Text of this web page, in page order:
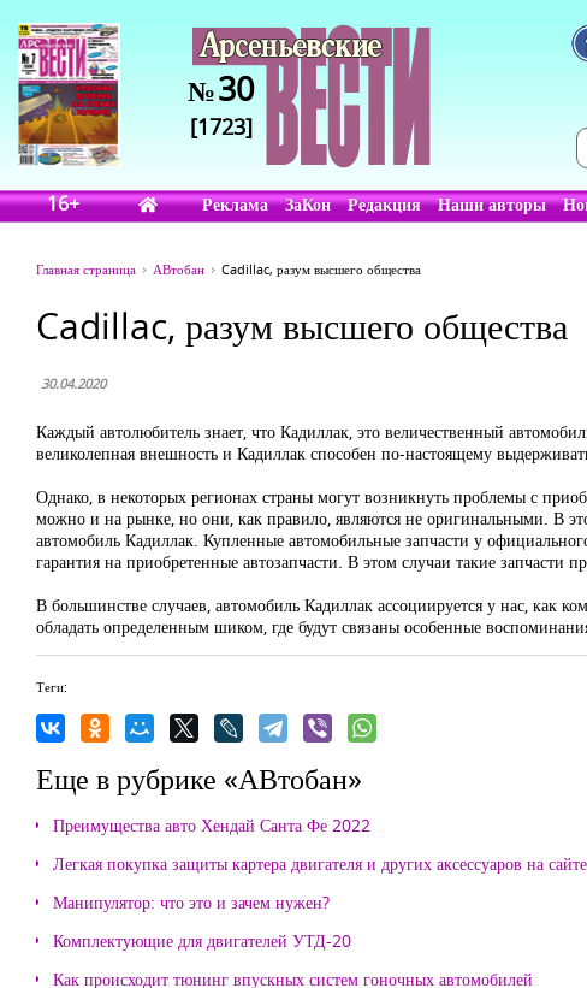
№30
[1723]
16+ Реклама ЗаКон Редакция Наши авторы
Главная страница АВтобан Cadillac, разум высшего общества
Cadillac, разум высшего общества
30.04.2020
Каждый автолюбитель знает, что Кадиллак, это величественный
великолепная внешность и Кадиллак способен по-настоящему
Однако, в некоторых регионах страны могут возникнуть проблемы с
можно и на рынке, но они, как правило, являются не оригинальными. В
автомобиль Кадиллак. Купленные автомобильные запчасти у
гарантия на приобретенные автозапчасти. В этом случаи такие запчасти
В большинстве случаев, автомобиль Кадиллак ассоциируется у нас, как
обладать определенным шиком, где будут связаны особенные
Теги:
Еще в рубрике «АВтобан»
Преимущества авто Хендай Санта Фе 2022
Легкая покупка защиты картера двигателя и других аксессуаров на
Манипулятор: что это и зачем нужен?
Комплектующие для двигателей УТД-20
Как происходит тюнинг впускных систем гоночных автомобилей